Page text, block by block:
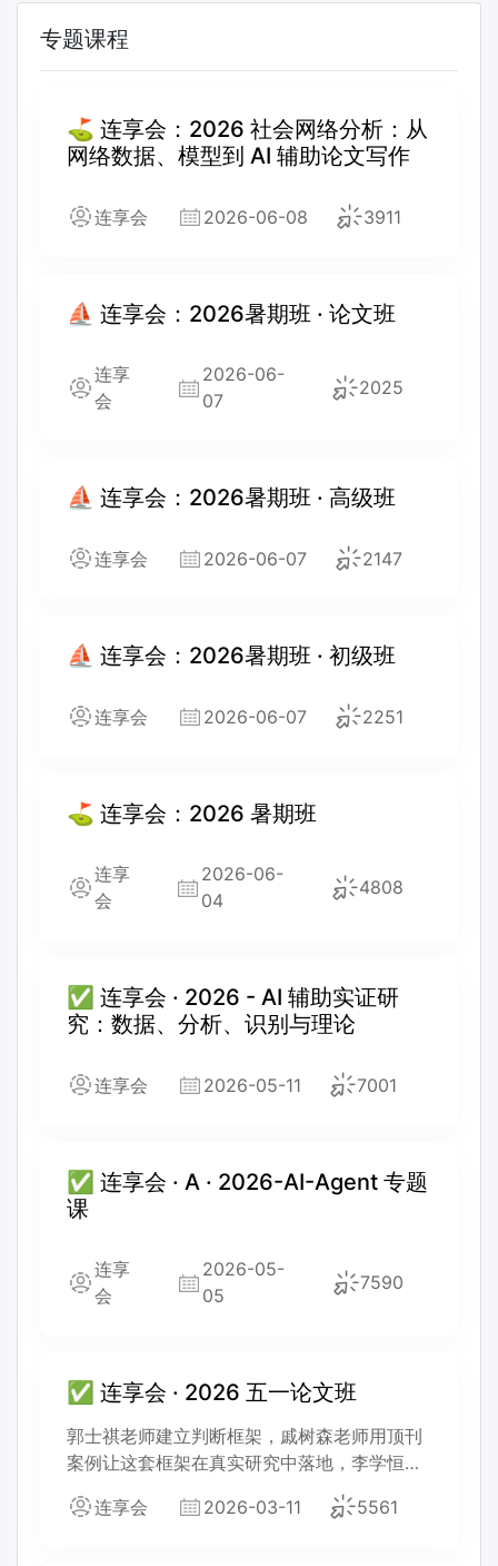
专题课程
⛳ 连享会：2026 社会网络分析：从
网络数据、模型到 AI 辅助论文写作
连享会 2026-06-08 3911
⛵ 连享会：2026暑期班 · 论文班
连享
会
2026-06-
07
2025
⛵ 连享会：2026暑期班 · 高级班
连享会 2026-06-07 2147
⛵ 连享会：2026暑期班 · 初级班
连享会 2026-06-07 2251
⛳ 连享会：2026 暑期班
连享
会
2026-06-
04
4808
✅ 连享会 · 2026 - AI 辅助实证研
究：数据、分析、识别与理论
连享会 2026-05-11 7001
✅ 连享会 · A · 2026-AI-Agent 专题
课
连享
会
2026-05-
05
7590
✅ 连享会 · 2026 五一论文班
郭士祺老师建立判断框架，戚树森老师用顶刊
案例让这套框架在真实研究中落地，李学恒老
师则把节省出来的执行时间，还给最需要判断
力的地方
连享会 2026-03-11 5561